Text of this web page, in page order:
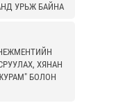
УРЬЖ БАЙНА
ХЯНАН
БОЛОН